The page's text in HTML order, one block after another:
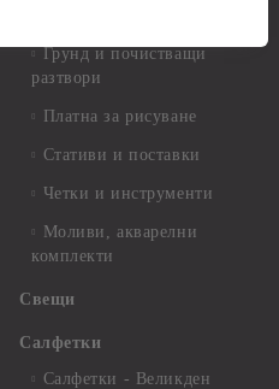
Грунд и почистващи
разтвори
Платна за рисуване
Стативи и поставки
Четки и инструменти
Моливи, акварелни
комплекти
Свещи
Салфетки
Салфетки - Великден